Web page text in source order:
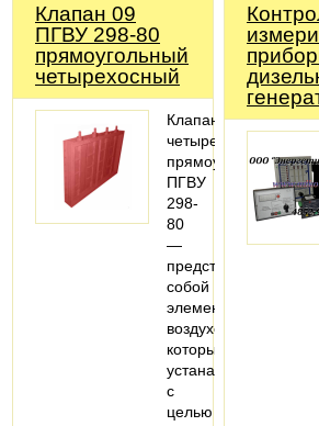
Клапан 09
ПГВУ 298-80
прямоугольный
четырехосный
Клапан
четырехосный
прямоугольный
ПГВУ
298-
80
—
представляет
собой
элемент
воздухопровода,
который
устанавливается
с
целью